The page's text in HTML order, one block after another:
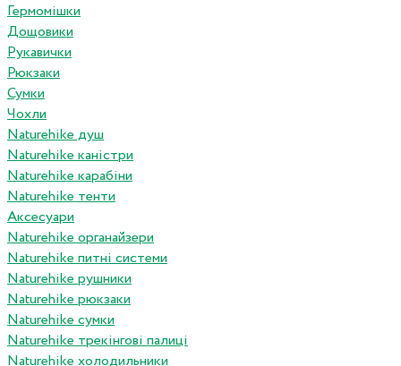
Гермомішки
Дощовики
Рукавички
Рюкзаки
Сумки
Чохли
Naturehike душ
Naturehike каністри
Naturehike карабіни
Naturehike тенти
Аксесуари
Naturehike органайзери
Naturehike питні системи
Naturehike рушники
Naturehike рюкзаки
Naturehike сумки
Naturehike трекінгові палиці
Naturehike холодильники